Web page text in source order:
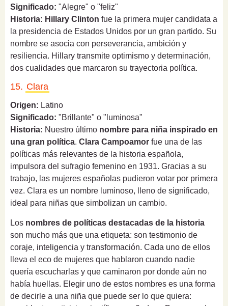
Significado: "Alegre" o "feliz"
Historia: Hillary Clinton fue la primera mujer candidata a
la presidencia de Estados Unidos por un gran partido. Su
nombre se asocia con perseverancia, ambición y
resiliencia. Hillary transmite optimismo y determinación,
dos cualidades que marcaron su trayectoria política.
15. Clara
Origen: Latino
Significado: "Brillante" o "luminosa"
Historia: Nuestro último nombre para niña inspirado en
una gran política. Clara Campoamor fue una de las
políticas más relevantes de la historia española,
impulsora del sufragio femenino en 1931. Gracias a su
trabajo, las mujeres españolas pudieron votar por primera
vez. Clara es un nombre luminoso, lleno de significado,
ideal para niñas que simbolizan un cambio.
Los nombres de políticas destacadas de la historia
son mucho más que una etiqueta: son testimonio de
coraje, inteligencia y transformación. Cada uno de ellos
lleva el eco de mujeres que hablaron cuando nadie
quería escucharlas y que caminaron por donde aún no
había huellas. Elegir uno de estos nombres es una forma
de decirle a una niña que puede ser lo que quiera: